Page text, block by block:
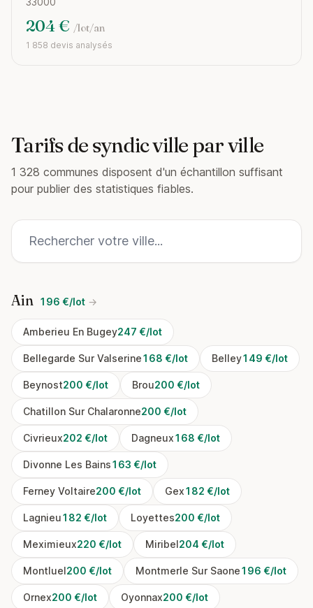
204 € /lot/an
1 858 devis analysés
Tarifs de syndic ville par ville
1 328 communes disposent d'un échantillon suffisant
pour publier des statistiques fiables.
Ain 196 €/lot →
Amberieu En Bugey247 €/lot
Bellegarde Sur Valserine168 €/lot Belley149 €/lot
Beynost200 €/lot Brou200 €/lot
Chatillon Sur Chalaronne200 €/lot
Civrieux202 €/lot Dagneux168 €/lot
Divonne Les Bains163 €/lot
Ferney Voltaire200 €/lot Gex182 €/lot
Lagnieu182 €/lot Loyettes200 €/lot
Meximieux220 €/lot Miribel204 €/lot
Montluel200 €/lot Montmerle Sur Saone196 €/lot
Ornex200 €/lot Oyonnax200 €/lot